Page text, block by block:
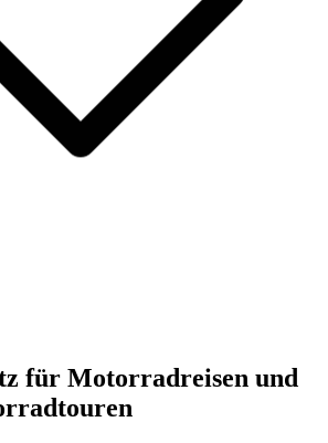
für Motorradreisen und